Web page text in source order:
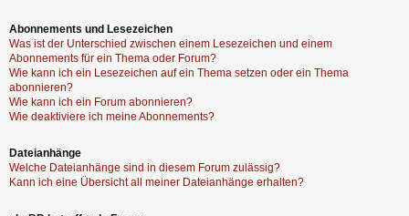
Abonnements und Lesezeichen
Was ist der Unterschied zwischen einem Lesezeichen und einem
Abonnements für ein Thema oder Forum?
Wie kann ich ein Lesezeichen auf ein Thema setzen oder ein Thema
abonnieren?
Wie kann ich ein Forum abonnieren?
Wie deaktiviere ich meine Abonnements?
Dateianhänge
Welche Dateianhänge sind in diesem Forum zulässig?
Kann ich eine Übersicht all meiner Dateianhänge erhalten?